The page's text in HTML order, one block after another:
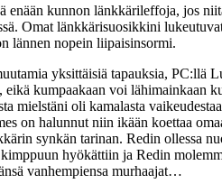
kunnon länkkärileffoja, jos
Omat länkkärisuosikkini
lännen nopein liipaisinsormi.
yksittäisiä tapauksia,
kumpaakaan voi
mielstäni oli kamalasta
on halunnut niin ikään koettaa
synkän tarinan. Redin ollessa
hyökättiin ja Redin
vanhempiensa murhaajat…